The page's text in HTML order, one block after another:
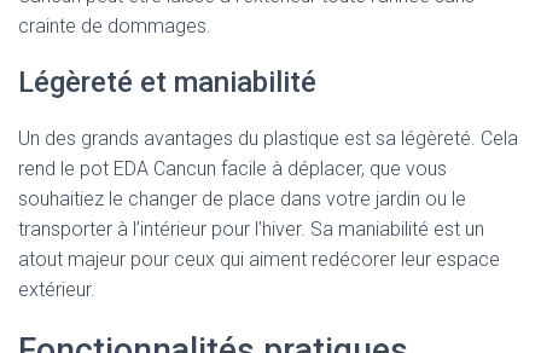
crainte de dommages.
Légèreté et maniabilité
Un des grands avantages du plastique est sa légèreté. Cela
rend le pot EDA Cancun facile à déplacer, que vous
souhaitiez le changer de place dans votre jardin ou le
transporter à l’intérieur pour l’hiver. Sa maniabilité est un
atout majeur pour ceux qui aiment redécorer leur espace
extérieur.